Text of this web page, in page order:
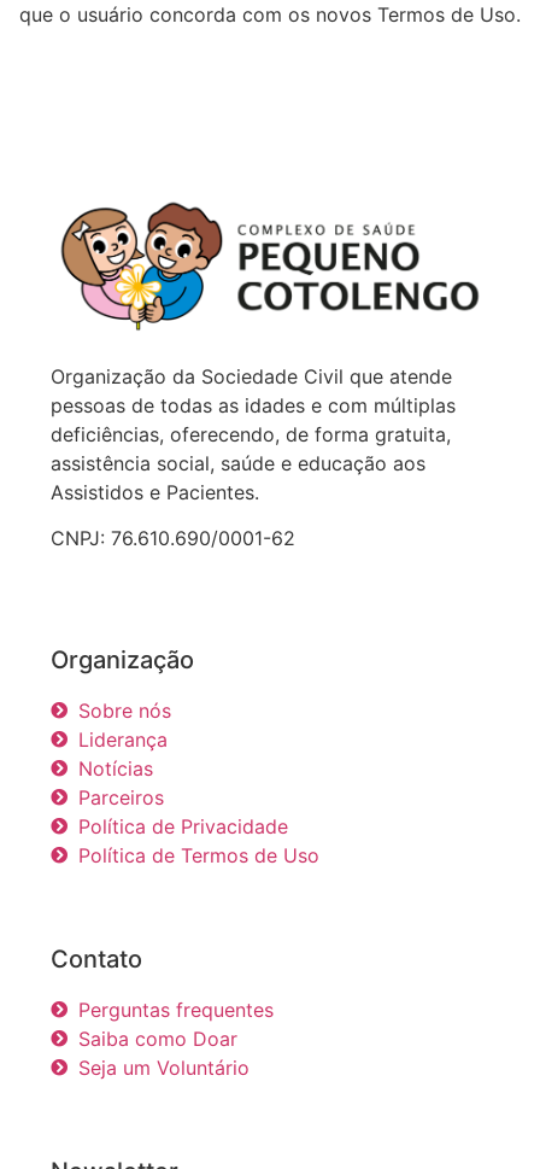
que o usuário concorda com os novos Termos de Uso.
Organização da Sociedade Civil que atende
pessoas de todas as idades e com múltiplas
deficiências, oferecendo, de forma gratuita,
assistência social, saúde e educação aos
Assistidos e Pacientes.
CNPJ: 76.610.690/0001-62
Organização
Sobre nós
Liderança
Notícias
Parceiros
Política de Privacidade
Política de Termos de Uso
Contato
Perguntas frequentes
Saiba como Doar
Seja um Voluntário